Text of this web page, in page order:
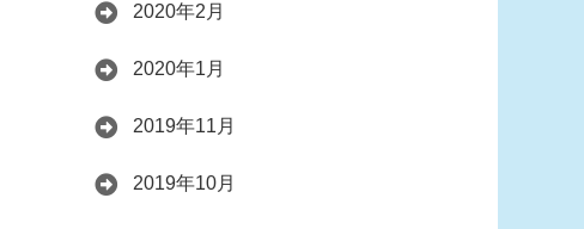
2020年2月
2020年1月
2019年11月
2019年10月